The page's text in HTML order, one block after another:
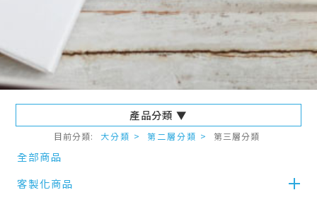
產品分類 ▼
目前分類: 大分類 > 第二層分類 > 第三層分類
全部商品
客製化商品